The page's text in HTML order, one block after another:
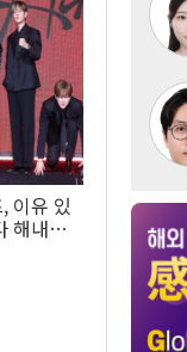
이유 있
해내는